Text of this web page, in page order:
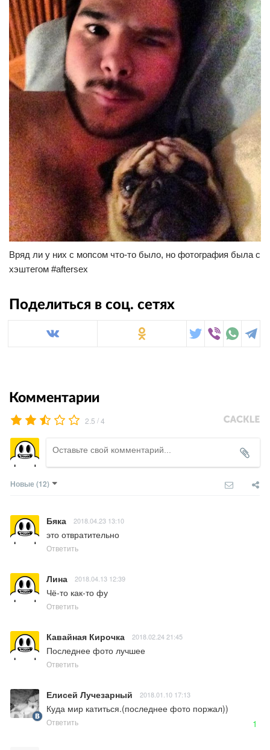
Вряд ли у них с мопсом что-то было, но фотография была с
хэштегом #aftersex
Поделиться в соц. сетях
Комментарии
2.5 /4
Новые (12)
Бяка 2018.04.23 13:10
это отвратительно
Ответить
Лина 2018.04.13 12:39
Чё-то как-то фу
Ответить
Кавайная Кирочка 2018.02.24 21:45
Последнее фото лучшее
Ответить
Елисей Лучезарный 2018.01.10 17:13
Куда мир катиться.(последнее фото поржал))
Ответить 1